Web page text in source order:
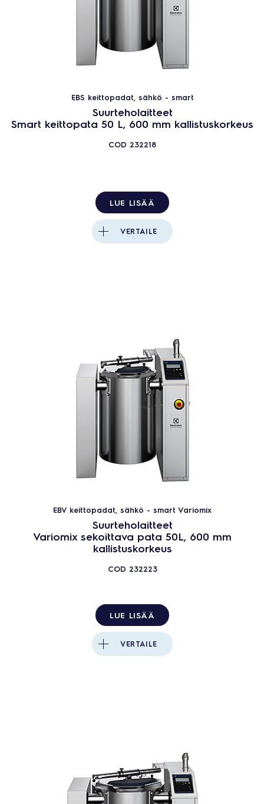
NOLLAA
EBS keittopadat, sähkö - smart
Suurteholaitteet
Smart keittopata 50 L, 600 mm kallistuskorkeus
COD 232218
LUE LISÄÄ
VERTAILE
EBV keittopadat, sähkö - smart Variomix
Suurteholaitteet
Variomix sekoittava pata 50L, 600 mm
kallistuskorkeus
COD 232223
LUE LISÄÄ
VERTAILE